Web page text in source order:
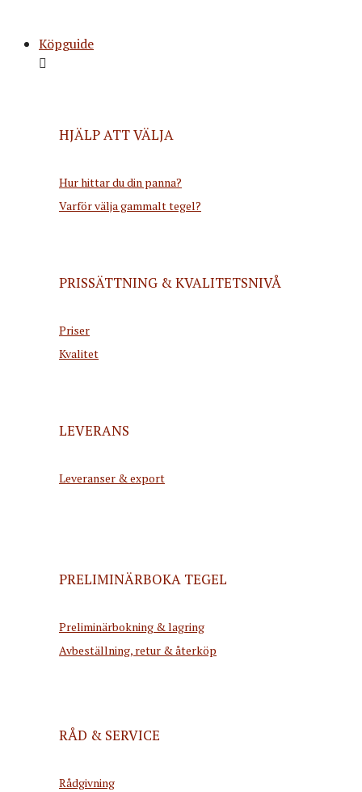
Köpguide
HJÄLP ATT VÄLJA
Hur hittar du din panna?
Varför välja gammalt tegel?
PRISSÄTTNING & KVALITETSNIVÅ
Priser
Kvalitet
LEVERANS
Leveranser & export
PRELIMINÄRBOKA TEGEL
Preliminärbokning & lagring
Avbeställning, retur & återköp
RÅD & SERVICE
Rådgivning